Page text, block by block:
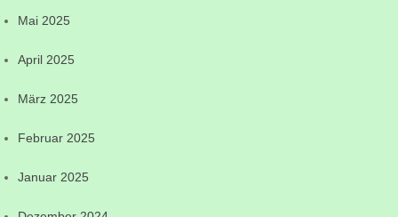
Mai 2025
April 2025
März 2025
Februar 2025
Januar 2025